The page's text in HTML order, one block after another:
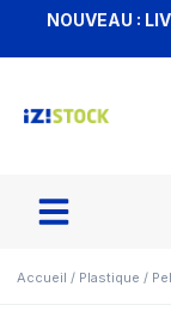
NOUVEAU :
Accueil / Plastique /